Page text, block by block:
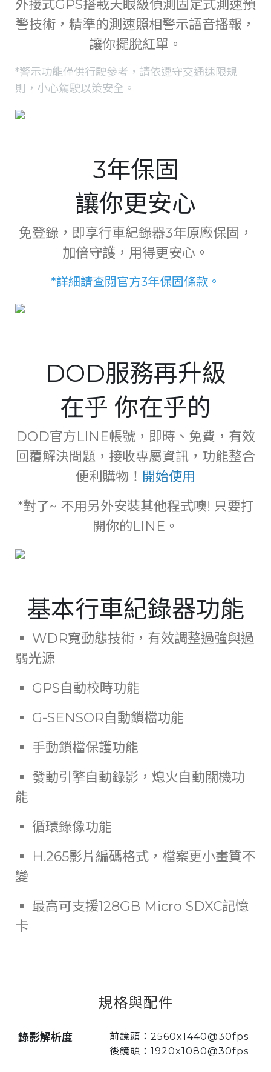
外接式GPS搭載天眼級偵測固定式測速預
警技術，精準的測速照相警示語音播報，
讓你擺脫紅單。
*警示功能僅供行駛參考，請依遵守交通速限規
則，小心駕駛以策安全。
3年保固
讓你更安心
免登錄，即享行車紀錄器3年原廠保固，
加倍守護，用得更安心。
*詳細請查閱官方3年保固條款。
DOD服務再升級
在乎 你在乎的
DOD官方LINE帳號，即時、免費，有效
回覆解決問題，接收專屬資訊，功能整合
便利購物！ 開始使用
*對了~ 不用另外安裝其他程式噢! 只要打
開你的LINE。
基本行車紀錄器功能
▪ WDR寬動態技術，有效調整過強與過
弱光源
▪ GPS自動校時功能
▪ G-SENSOR自動鎖檔功能
▪ 手動鎖檔保護功能
▪ 發動引擎自動錄影，熄火自動關機功
能
▪ 循環錄像功能
▪ H.265影片編碼格式，檔案更小畫質不
變
▪ 最高可支援128GB Micro SDXC記憶
卡
規格與配件
錄影解析度
前鏡頭：2560x1440@30fps
後鏡頭：1920x1080@30fps